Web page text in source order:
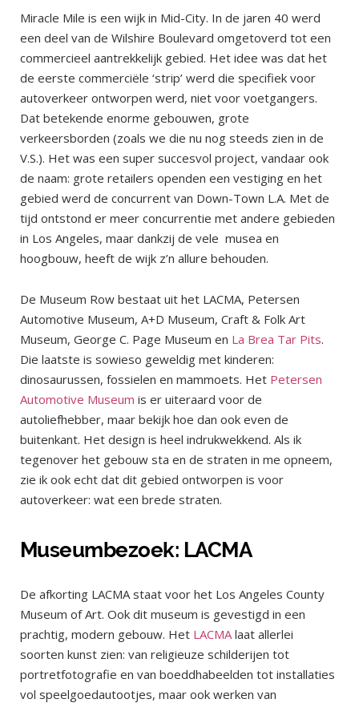
Miracle Mile is een wijk in Mid-City. In de jaren 40 werd
een deel van de Wilshire Boulevard omgetoverd tot een
commercieel aantrekkelijk gebied. Het idee was dat het
de eerste commerciële ‘strip’ werd die specifiek voor
autoverkeer ontworpen werd, niet voor voetgangers.
Dat betekende enorme gebouwen, grote
verkeersborden (zoals we die nu nog steeds zien in de
V.S.). Het was een super succesvol project, vandaar ook
de naam: grote retailers openden een vestiging en het
gebied werd de concurrent van Down-Town L.A. Met de
tijd ontstond er meer concurrentie met andere gebieden
in Los Angeles, maar dankzij de vele musea en
hoogbouw, heeft de wijk z’n allure behouden.
De Museum Row bestaat uit het LACMA, Petersen
Automotive Museum, A+D Museum, Craft & Folk Art
Museum, George C. Page Museum en La Brea Tar Pits.
Die laatste is sowieso geweldig met kinderen:
dinosaurussen, fossielen en mammoets. Het Petersen
Automotive Museum is er uiteraard voor de
autoliefhebber, maar bekijk hoe dan ook even de
buitenkant. Het design is heel indrukwekkend. Als ik
tegenover het gebouw sta en de straten in me opneem,
zie ik ook echt dat dit gebied ontworpen is voor
autoverkeer: wat een brede straten.
Museumbezoek: LACMA
De afkorting LACMA staat voor het Los Angeles County
Museum of Art. Ook dit museum is gevestigd in een
prachtig, modern gebouw. Het LACMA laat allerlei
soorten kunst zien: van religieuze schilderijen tot
portretfotografie en van boeddhabeelden tot installaties
vol speelgoedautootjes, maar ook werken van